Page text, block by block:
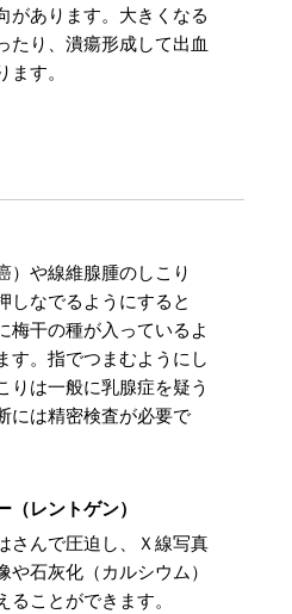
があります。大きくなる
たり、潰瘍形成して出血
す。
）や線維腺腫のしこり
しなでるようにすると
梅干の種が入っているよ
す。指でつまむようにし
りは一般に乳腺症を疑う
には精密検査が必要で
（レントゲン）
さんで圧迫し、Ｘ線写真
や石灰化（カルシウム）
ことができます。